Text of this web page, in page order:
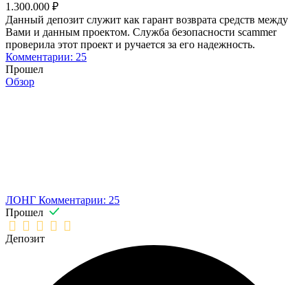
1.300.000 ₽
Данный депозит служит как гарант возврата средств между
Вами и данным проектом. Служба безопасности scammer
проверила этот проект и ручается за его надежность.
Комментарии: 25
Прошел
Обзор
ЛОНГ Комментарии: 25
Прошел
Депозит